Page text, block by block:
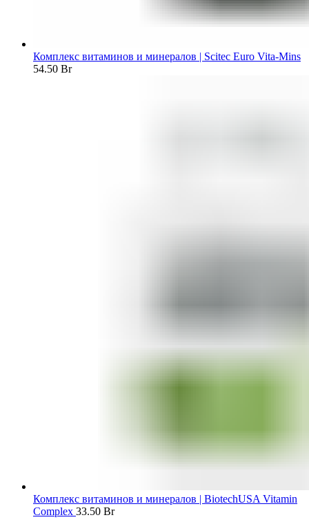
Комплекс витаминов и минералов | Scitec Euro Vita-Mins
54.50 Br
Комплекс витаминов и минералов | BiotechUSA Vitamin
Complex 33.50 Br